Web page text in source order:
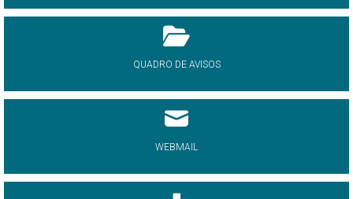
QUADRO DE AVISOS
WEBMAIL